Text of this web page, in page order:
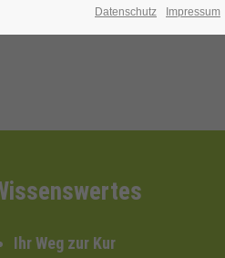
Ihr Weg zur Kur
Datenschutz Impressum